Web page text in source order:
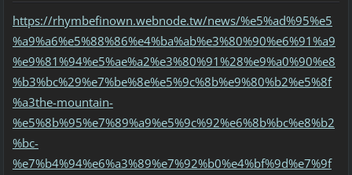
https://rhymbefinown.webnode.tw/news/%e5%ad%95%e5
%a9%a6%e5%88%86%e4%ba%ab%e3%80%90%e6%91%a9
%e9%81%94%e5%ae%a2%e3%80%91%28%e9%a0%90%e8
%b3%bc%29%e7%be%8e%e5%9c%8b%e9%80%b2%e5%8f
%a3the-mountain-
%e5%8b%95%e7%89%a9%e5%9c%92%e6%8b%bc%e8%b2
%bc-
%e7%b4%94%e6%a3%89%e7%92%b0%e4%bf%9d%e7%9f